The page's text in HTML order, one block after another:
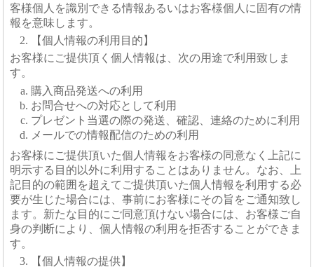
客様個人を識別できる情報あるいはお客様個人に固有の情
報を意味します。
【個人情報の利用目的】
お客様にご提供頂く個人情報は、次の用途で利用致しま
す。
購入商品発送への利用
お問合せへの対応として利用
プレゼント当選の際の発送、確認、連絡のために利用
メールでの情報配信のための利用
お客様にご提供頂いた個人情報をお客様の同意なく上記に
明示する目的以外に利用することはありません。なお、上
記目的の範囲を超えてご提供頂いた個人情報を利用する必
要が生じた場合には、事前にお客様にその旨をご通知致し
ます。新たな目的にご同意頂けない場合には、お客様ご自
身の判断により、個人情報の利用を拒否することができま
す。
【個人情報の提供】